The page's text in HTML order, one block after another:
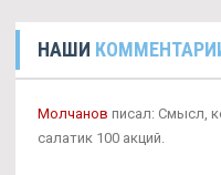
НАШИ
Молчанов писал: Смысл,
салатик 100 акций.